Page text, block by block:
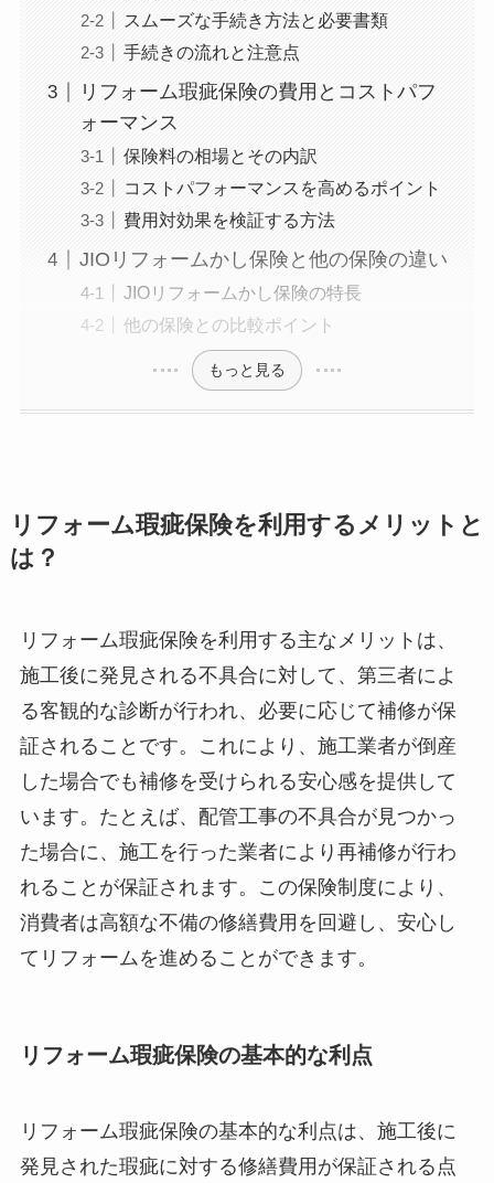
スムーズな手続き方法と必要書類
手続きの流れと注意点
リフォーム瑕疵保険の費用とコストパフ
ォーマンス
保険料の相場とその内訳
コストパフォーマンスを高めるポイント
費用対効果を検証する方法
JIOリフォームかし保険と他の保険の違い
JIOリフォームかし保険の特長
他の保険との比較ポイント
もっと見る
リフォーム瑕疵保険を利用するメリットと
は？
リフォーム瑕疵保険を利用する主なメリットは、
施工後に発見される不具合に対して、第三者によ
る客観的な診断が行われ、必要に応じて補修が保
証されることです。これにより、施工業者が倒産
した場合でも補修を受けられる安心感を提供して
います。たとえば、配管工事の不具合が見つかっ
た場合に、施工を行った業者により再補修が行わ
れることが保証されます。この保険制度により、
消費者は高額な不備の修繕費用を回避し、安心し
てリフォームを進めることができます。
リフォーム瑕疵保険の基本的な利点
リフォーム瑕疵保険の基本的な利点は、施工後に
発見された瑕疵に対する修繕費用が保証される点